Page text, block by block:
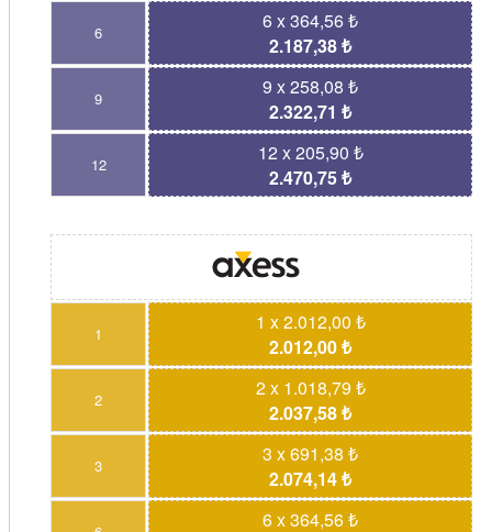
6
6 x 364,56 ₺
2.187,38 ₺
9
9 x 258,08 ₺
2.322,71 ₺
12
12 x 205,90 ₺
2.470,75 ₺
1
1 x 2.012,00 ₺
2.012,00 ₺
2
2 x 1.018,79 ₺
2.037,58 ₺
3
3 x 691,38 ₺
2.074,14 ₺
6 x 364,56 ₺